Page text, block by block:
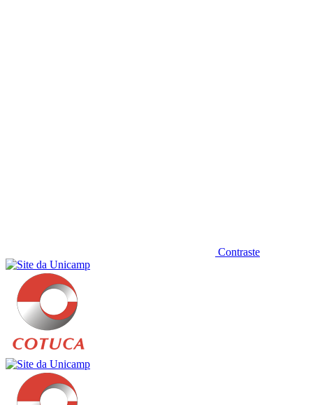
Contraste